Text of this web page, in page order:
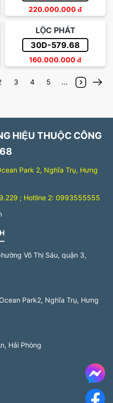
220.000.000 đ
LỘC PHÁT
30D-579.68
160.000.000 đ
3 4 5 ...
HIỆU THUỘC CÔNG
Park 2, Nghĩa Trụ, Hưng
; Hotline 2: 0993555555
Võ Thị Sáu, quận 3,
Park2, Nghĩa Trụ, Hưng
Hải Phòng